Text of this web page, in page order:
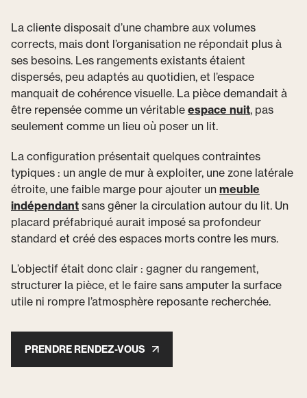
La cliente disposait d’une chambre aux volumes
corrects, mais dont l’organisation ne répondait plus à
ses besoins. Les rangements existants étaient
dispersés, peu adaptés au quotidien, et l’espace
manquait de cohérence visuelle. La pièce demandait à
être repensée comme un véritable espace nuit, pas
seulement comme un lieu où poser un lit.
La configuration présentait quelques contraintes
typiques : un angle de mur à exploiter, une zone latérale
étroite, une faible marge pour ajouter un meuble
indépendant sans gêner la circulation autour du lit. Un
placard préfabriqué aurait imposé sa profondeur
standard et créé des espaces morts contre les murs.
L’objectif était donc clair : gagner du rangement,
structurer la pièce, et le faire sans amputer la surface
utile ni rompre l’atmosphère reposante recherchée.
PRENDRE RENDEZ-VOUS